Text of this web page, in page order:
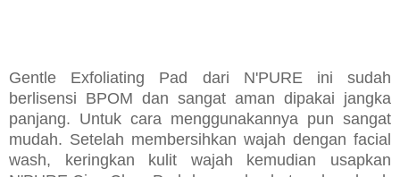
Gentle Exfoliating Pad dari N'PURE ini sudah
berlisensi BPOM dan sangat aman dipakai jangka
panjang. Untuk cara menggunakannya pun sangat
mudah. Setelah membersihkan wajah dengan facial
wash, keringkan kulit wajah kemudian usapkan